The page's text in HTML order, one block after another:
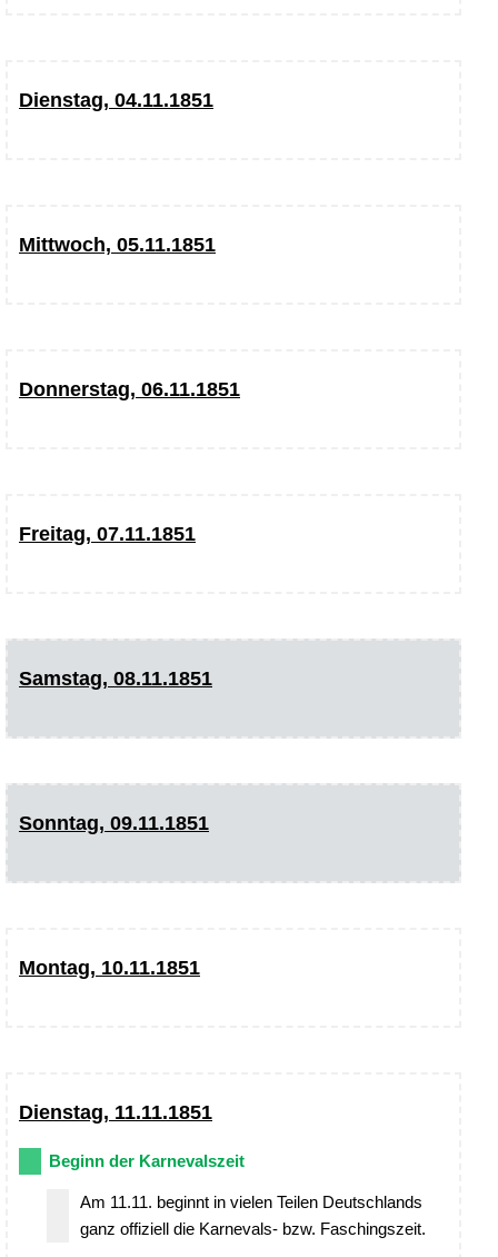
Dienstag, 04.11.1851
Mittwoch, 05.11.1851
Donnerstag, 06.11.1851
Freitag, 07.11.1851
Samstag, 08.11.1851
Sonntag, 09.11.1851
Montag, 10.11.1851
Dienstag, 11.11.1851
Beginn der Karnevalszeit
Am 11.11. beginnt in vielen Teilen Deutschlands
ganz offiziell die Karnevals- bzw. Faschingszeit.